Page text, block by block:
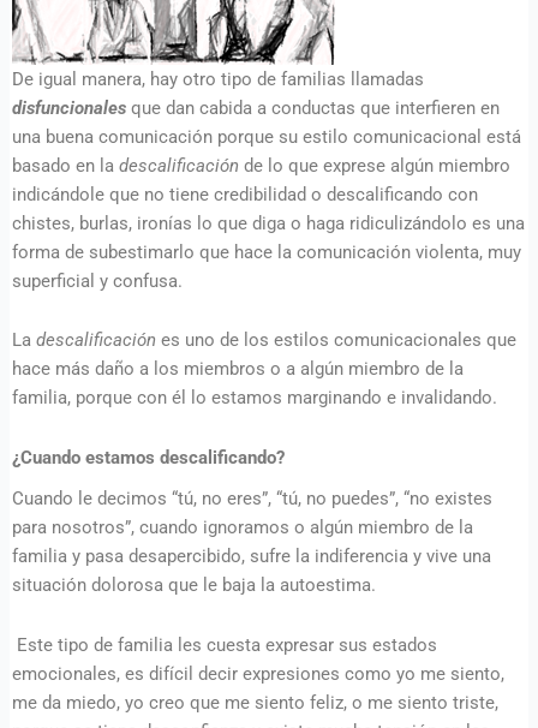
De igual manera, hay otro tipo de familias llamadas
disfuncionales que dan cabida a conductas que interfieren en
una buena comunicación porque su estilo comunicacional está
basado en la descalificación de lo que exprese algún miembro
indicándole que no tiene credibilidad o descalificando con
chistes, burlas, ironías lo que diga o haga ridiculizándolo es una
forma de subestimarlo que hace la comunicación violenta, muy
superficial y confusa.
La descalificación es uno de los estilos comunicacionales que
hace más daño a los miembros o a algún miembro de la
familia, porque con él lo estamos marginando e invalidando.
¿Cuando estamos descalificando?
Cuando le decimos “tú, no eres”, “tú, no puedes”, “no existes
para nosotros”, cuando ignoramos o algún miembro de la
familia y pasa desapercibido, sufre la indiferencia y vive una
situación dolorosa que le baja la autoestima.
Este tipo de familia les cuesta expresar sus estados
emocionales, es difícil decir expresiones como yo me siento,
me da miedo, yo creo que me siento feliz, o me siento triste,